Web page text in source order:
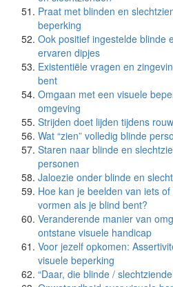
Praat met blinden en
beperking
Ook positief ingestelde blinde
ervaren dipjes
Existentiële vragen en
bent
Omgaan met een visuele
omgeving
Strijden doet lijden tijdens
Wat “zien” volledig blinde
Staren naar blinde en
personen
Jaloezie onder blinde en
Hoe kan je beelden van iets of
vormen als je blind bent?
Veranderende manier van
ontstane visuele handicap
Voor jezelf opkomen:
visuele beperking
“Daar, die blinde /